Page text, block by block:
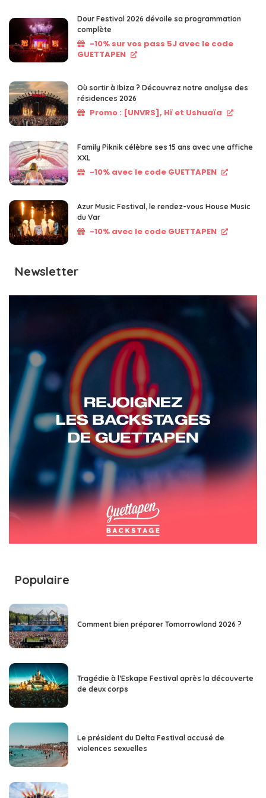
Dour Festival 2026 dévoile sa programmation
complète
-10% sur vos pass 5J avec le code
GUETTAPEN
Où sortir à Ibiza ? Découvrez notre analyse des
résidences 2026
Promo : [UNVRS], Hï et Ushuaïa
Family Piknik célèbre ses 15 ans avec une affiche
XXL
-10% avec le code GUETTAPEN
Azur Music Festival, le rendez-vous House Music
du Var
-10% avec le code GUETTAPEN
Newsletter
Populaire
Comment bien préparer Tomorrowland 2026 ?
Tragédie à l’Eskape Festival après la découverte
de deux corps
Le président du Delta Festival accusé de
violences sexuelles